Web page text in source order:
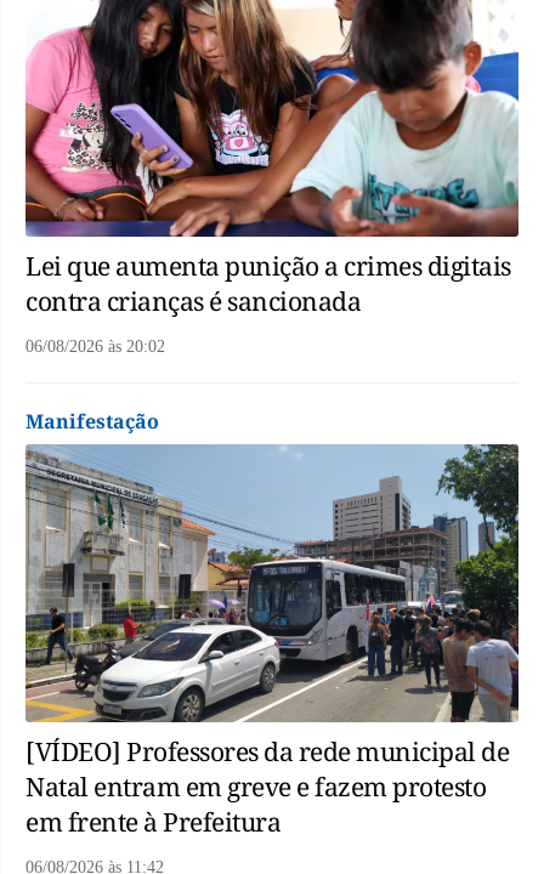
Lei que aumenta punição a crimes digitais
contra crianças é sancionada
06/08/2026 às 20:02
Manifestação
[VÍDEO] Professores da rede municipal de
Natal entram em greve e fazem protesto
em frente à Prefeitura
06/08/2026 às 11:42